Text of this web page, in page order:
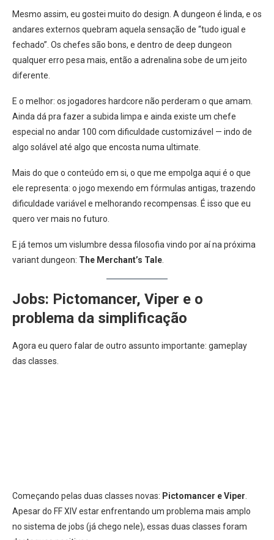
Mesmo assim, eu gostei muito do design. A dungeon é linda, e os
andares externos quebram aquela sensação de “tudo igual e
fechado”. Os chefes são bons, e dentro de deep dungeon
qualquer erro pesa mais, então a adrenalina sobe de um jeito
diferente.
E o melhor: os jogadores hardcore não perderam o que amam.
Ainda dá pra fazer a subida limpa e ainda existe um chefe
especial no andar 100 com dificuldade customizável — indo de
algo solável até algo que encosta numa ultimate.
Mais do que o conteúdo em si, o que me empolga aqui é o que
ele representa: o jogo mexendo em fórmulas antigas, trazendo
dificuldade variável e melhorando recompensas. É isso que eu
quero ver mais no futuro.
E já temos um vislumbre dessa filosofia vindo por aí na próxima
variant dungeon: The Merchant’s Tale
Jobs: Pictomancer, Viper e o
problema da simplificação
Agora eu quero falar de outro assunto importante: gameplay
das classes.
Começando pelas duas classes novas: Pictomancer e Viper
Apesar do FF XIV estar enfrentando um problema mais amplo
no sistema de jobs (já chego nele), essas duas classes foram